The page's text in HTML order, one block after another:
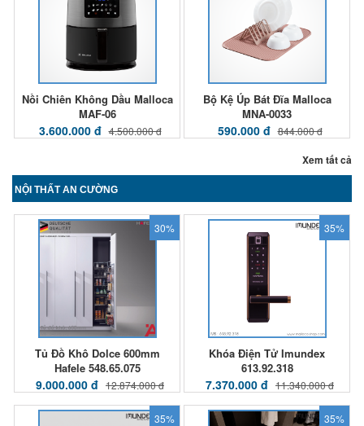
Nồi Chiên Không Dầu Malloca
MAF-06
3.600.000 đ 4.500.000 đ
Bộ Kệ Úp Bát Đĩa Malloca
MNA-0033
590.000 đ 844.000 đ
Xem tất cả
NỘI THẤT AN CƯỜNG
30%
Tủ Đồ Khô Dolce 600mm
Hafele 548.65.075
9.000.000 đ 12.874.000 đ
35%
Khóa Điện Tử Imundex
613.92.318
7.370.000 đ 11.340.000 đ
35% 35%